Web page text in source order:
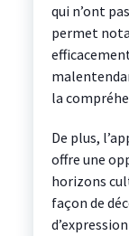
qui n’ont
permet
la
De plus,
offre une
horizons
façon de